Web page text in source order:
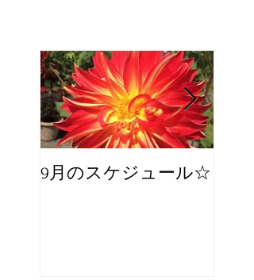
9月のスケジュール☆